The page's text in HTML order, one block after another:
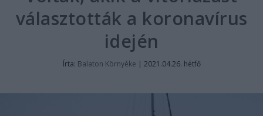
választották a koronavírus
idején
Írta: Balaton Környéke | 2021.04.26. hétfő